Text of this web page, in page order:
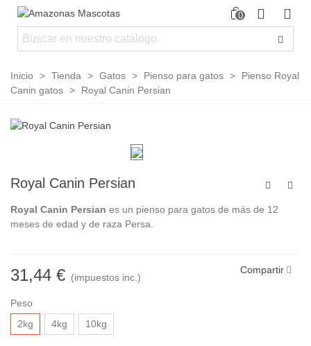
0
Inicio > Tienda > Gatos > Pienso para gatos >
Pienso Royal
Canin gatos > Royal Canin Persian
Royal Canin Persian
Royal Canin Persian es un pienso para gatos de más de 12
meses de edad y de raza Persa.
31,44 € (impuestos inc.)
Compartir
Peso
2kg
4kg 10kg